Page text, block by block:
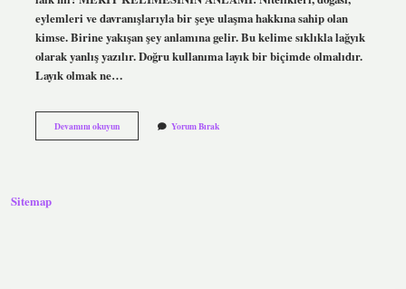
eylemleri ve davranışlarıyla bir şeye ulaşma hakkına sahip olan
kimse. Birine yakışan şey anlamına gelir. Bu kelime sıklıkla lağyık
olarak yanlış yazılır. Doğru kullanıma layık bir biçimde olmalıdır.
Layık olmak ne…
Devamını okuyunSana
Layık
Yorum Bırak
Sitemap